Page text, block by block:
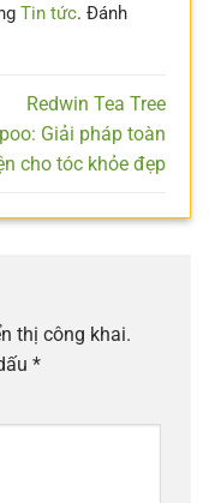
Tin tức. Đánh
Redwin Tea Tree
Giải pháp toàn
cho tóc khỏe đẹp
thị công khai.
*